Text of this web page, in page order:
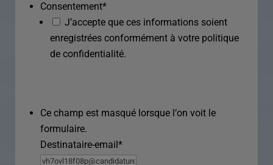
Consentement*
J’accepte que ces informations soient
enregistrées conformément à votre politique
de confidentialité.
Ce champ est masqué lorsque l‘on voit le
formulaire.
Destinataire-email*